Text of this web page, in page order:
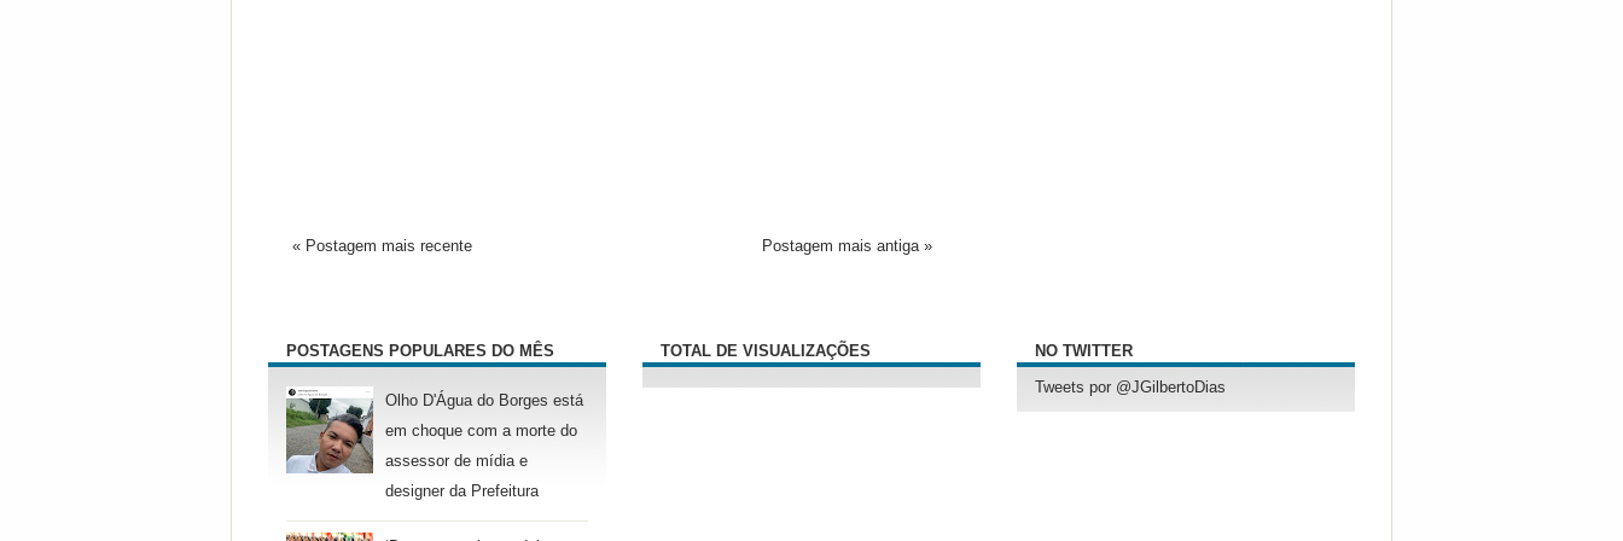
« Postagem mais recente Postagem mais antiga »
POSTAGENS POPULARES DO MÊS
Olho D'Água do Borges está
em choque com a morte do
assessor de mídia e
designer da Prefeitura
TOTAL DE VISUALIZAÇÕES NO TWITTER
Tweets por @JGilbertoDias